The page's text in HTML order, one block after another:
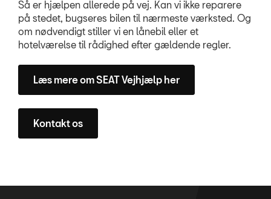
JOB OG KARRIERE
Så er hjælpen allerede på vej. Kan vi ikke reparere
på stedet, bugseres bilen til nærmeste værksted. Og
om nødvendigt stiller vi en lånebil eller et
hotelværelse til rådighed efter gældende regler.
Læs mere om SEAT Vejhjælp her
Kontakt os